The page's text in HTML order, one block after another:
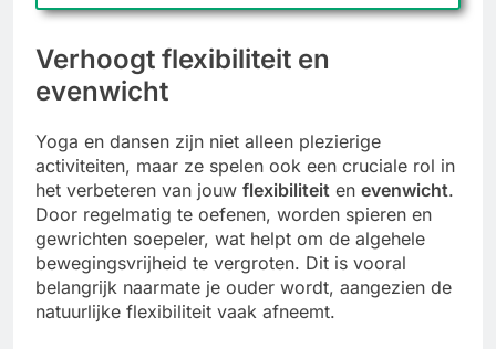
Verhoogt flexibiliteit en
evenwicht
Yoga en dansen zijn niet alleen plezierige
activiteiten, maar ze spelen ook een cruciale rol in
het verbeteren van jouw flexibiliteit en evenwicht.
Door regelmatig te oefenen, worden spieren en
gewrichten soepeler, wat helpt om de algehele
bewegingsvrijheid te vergroten. Dit is vooral
belangrijk naarmate je ouder wordt, aangezien de
natuurlijke flexibiliteit vaak afneemt.